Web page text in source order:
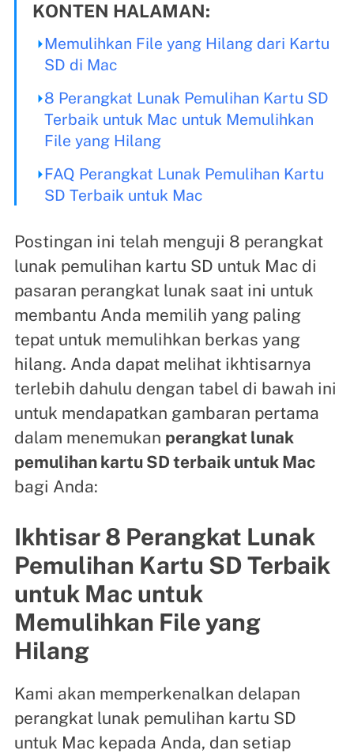
KONTEN HALAMAN:
Memulihkan File yang Hilang dari Kartu
SD di Mac
8 Perangkat Lunak Pemulihan Kartu SD
Terbaik untuk Mac untuk Memulihkan
File yang Hilang
FAQ Perangkat Lunak Pemulihan Kartu
SD Terbaik untuk Mac
Postingan ini telah menguji 8 perangkat
lunak pemulihan kartu SD untuk Mac di
pasaran perangkat lunak saat ini untuk
membantu Anda memilih yang paling
tepat untuk memulihkan berkas yang
hilang. Anda dapat melihat ikhtisarnya
terlebih dahulu dengan tabel di bawah ini
untuk mendapatkan gambaran pertama
dalam menemukan perangkat lunak
pemulihan kartu SD terbaik untuk Mac
bagi Anda:
Ikhtisar 8 Perangkat Lunak
Pemulihan Kartu SD Terbaik
untuk Mac untuk
Memulihkan File yang
Hilang
Kami akan memperkenalkan delapan
perangkat lunak pemulihan kartu SD
untuk Mac kepada Anda, dan setiap